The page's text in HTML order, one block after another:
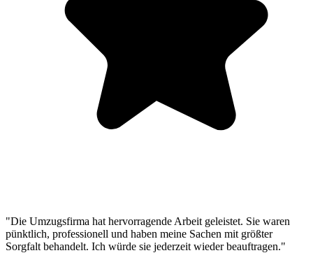
"Die Umzugsfirma hat hervorragende Arbeit geleistet. Sie waren
pünktlich, professionell und haben meine Sachen mit größter
Sorgfalt behandelt. Ich würde sie jederzeit wieder beauftragen."